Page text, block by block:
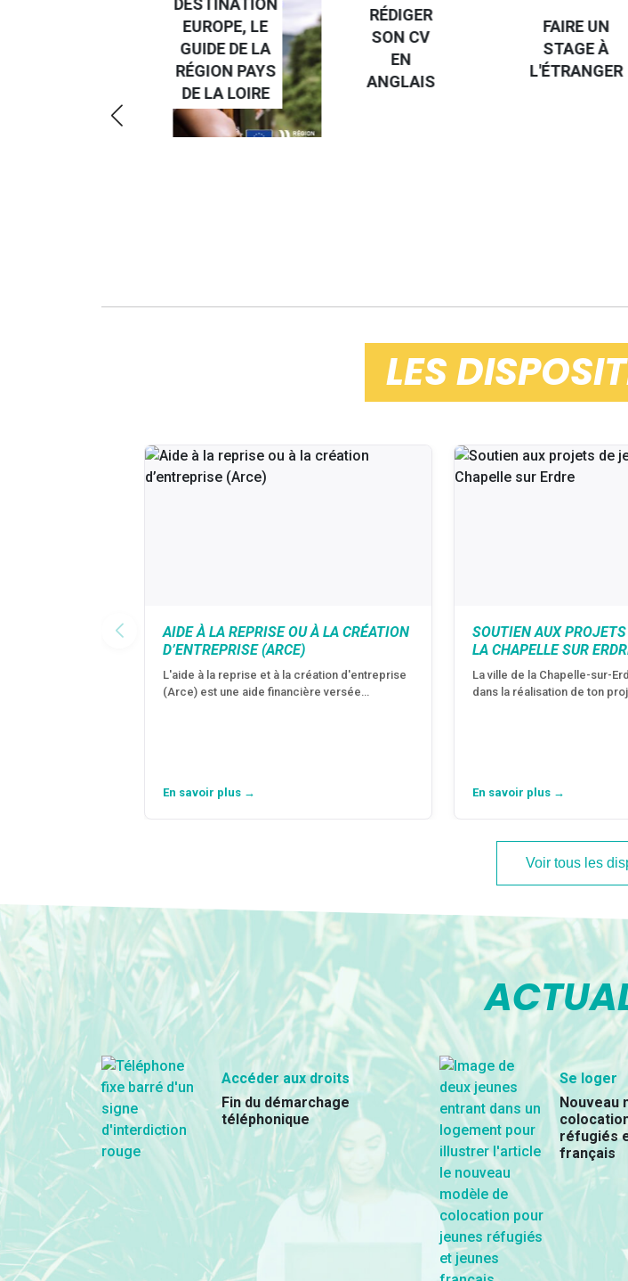
EUROPE, LE
GUIDE DE LA
RÉGION PAYS
DE LA LOIRE
RÉDIGER
SON CV
EN
ANGLAIS
FAIRE UN
STAGE À
L'ÉTRANGER
LES
AIDE À LA REPRISE OU À LA CRÉATION
D’ENTREPRISE (ARCE)
L'aide à la reprise et à la création d'entreprise
(Arce) est une aide financière versée…
En savoir plus →
SOUTIEN AUX
LA CHAPELLE SUR
La ville de la Chapelle-sur-
dans la réalisation de ton
En savoir plus →
Voir tous les
Accéder aux droits
Fin du démarchage
téléphonique
Se loger
Nouveau
réfugiés
français